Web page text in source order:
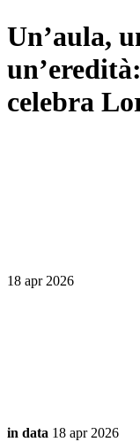
Un’aula,
celebra
18 apr 2026
in data 18 apr 2026